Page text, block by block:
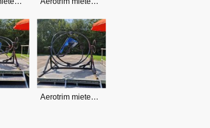
Aerotrim mieten Bremen, OHZ und Umland